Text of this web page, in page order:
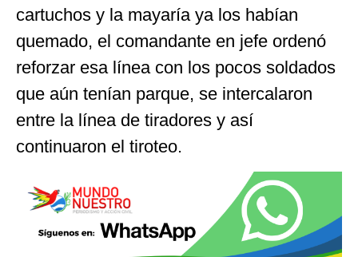
cartuchos y la mayaría ya los habían
quemado, el comandante en jefe ordenó
reforzar esa línea con los pocos soldados
que aún tenían parque, se intercalaron
entre la línea de tiradores y así
continuaron el tiroteo.